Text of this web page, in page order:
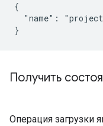
{
"name":
Получить
Операция загрузки